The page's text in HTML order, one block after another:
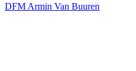
DFM Armin Van Buuren